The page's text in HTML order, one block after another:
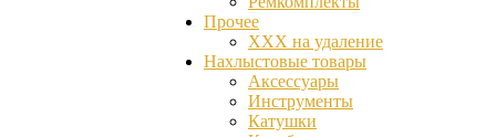
Прочее
ХХХ на удаление
Нахлыстовые товары
Аксессуары
Инструменты
Катушки